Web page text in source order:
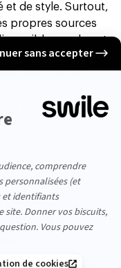
et de style. Surtout,
propres sources
sur le net.
de la créativité ?
une IA a déjà
fois ! On le voit,
complexe. Alors…
griefs à
faire
?
oui : il est